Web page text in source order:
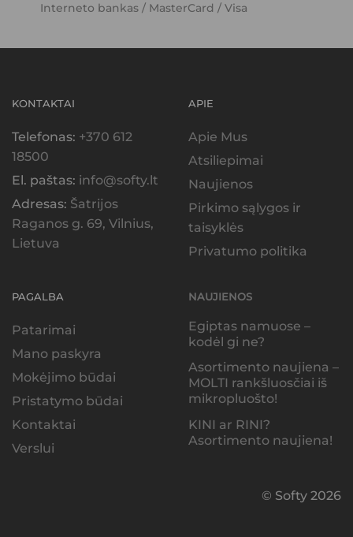
Interneto bankas / MasterCard / Visa
KONTAKTAI
Telefonas: +370 612
18500
El. paštas: info@softy.lt
Adresas: Šatrijos
Raganos g. 69, Vilnius,
Lietuva
APIE
Apie Mus
Atsiliepimai
Naujienos
Pirkimo sąlygos ir
taisyklės
Privatumo politika
PAGALBA
Patarimai
Mano paskyra
Mokėjimo būdai
Pristatymo būdai
Kontaktai
Verslui
NAUJIENOS
Egiptas namuose –
kodėl gi ne?
Asortimento naujiena –
MOLTI rankšluosčiai iš
mikropluošto!
KINI ar RINI?
Asortimento naujiena!
© Softy 2026